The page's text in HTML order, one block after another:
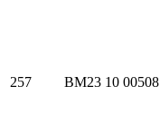
257 BM23 10 00508